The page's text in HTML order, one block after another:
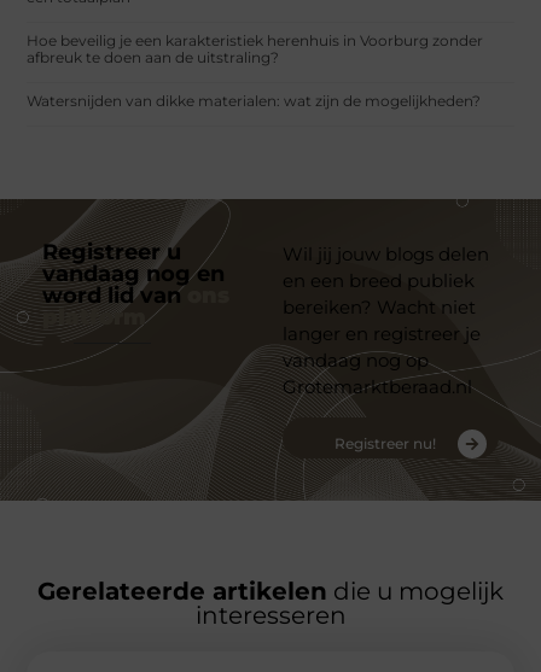
Hoe beveilig je een karakteristiek herenhuis in Voorburg zonder
afbreuk te doen aan de uitstraling?
Watersnijden van dikke materialen: wat zijn de mogelijkheden?
Registreer u
vandaag nog en
word lid van
platform
Wil jij jouw blogs delen
en een breed publiek
bereiken? Wacht niet
langer en registreer je
vandaag nog op
Grotemarktberaad.nl
Registreer nu!
Gerelateerde artikelen die u mogelijk
interesseren